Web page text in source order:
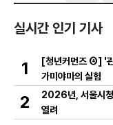
실시간 인기 기사
1
[청년커먼즈 ④] '
가미야마의 실험
2
2026년, 서울시청
열려